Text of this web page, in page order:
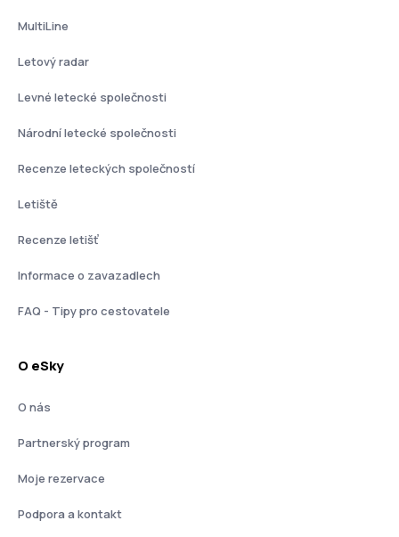
MultiLine
Letový radar
Levné letecké společnosti
Národní letecké společnosti
Recenze leteckých společností
Letiště
Recenze letišť
Informace o zavazadlech
FAQ - Tipy pro cestovatele
O eSky
O nás
Partnerský program
Moje rezervace
Podpora a kontakt